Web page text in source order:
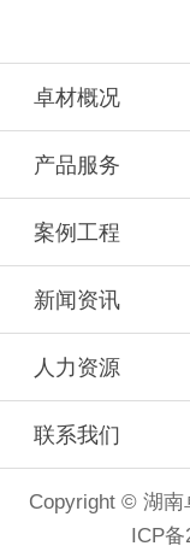
卓材概况
产品服务
案例工程
新闻资讯
人力资源
联系我们
Copyright © 湖
ICP备